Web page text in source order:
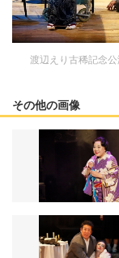
渡辺えり古稀
その他の画像